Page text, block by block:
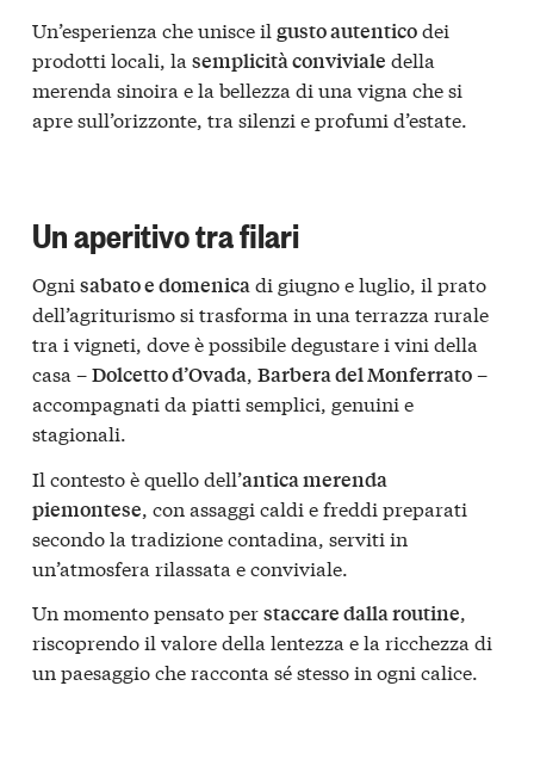
Un’esperienza che unisce il gusto autenticodei
prodotti locali, la semplicità conviviale della
merenda sinoira e la bellezza di una vigna che si
apre sull’orizzonte, tra silenzi e profumi d’estate.
Un aperitivo tra filari
Ogni sabato e domenicadi giugno e luglio, il prato
dell’agriturismo si trasforma in una terrazza rurale
tra i vigneti, dove è possibile degustare i vini della
casa –Dolcetto d’Ovada, Barbera del Monferrato–
accompagnati da piatti semplici, genuini e
stagionali.
Il contesto è quello dell’antica merenda
piemontese, con assaggi caldi e freddi preparati
secondo la tradizione contadina, serviti in
un’atmosfera rilassata e conviviale.
Un momento pensato perstaccare dalla routine,
riscoprendo il valore della lentezza e la ricchezza di
un paesaggio che racconta sé stesso in ogni calice.